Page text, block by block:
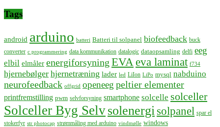
Tags
android arduino batteri Batteri til solpanel biofeedback buck
converter c programmering data kommunikation datalogic dataopsamling delfi eeg
elbil elmåler energiforsyning EVA eva laminat f734
hjernebølger hjernetræning lader led LiIon LiPo mysql nabduino
neurofeedback offgrid openeeg peltier elementer
printfremstilling pwm selvforsyning smartphone solcelle solceller
Solceller Byg Selvsolenergisolpanel spar el
stokerfyr str photocap strømmåling med arduino vindmølle windows